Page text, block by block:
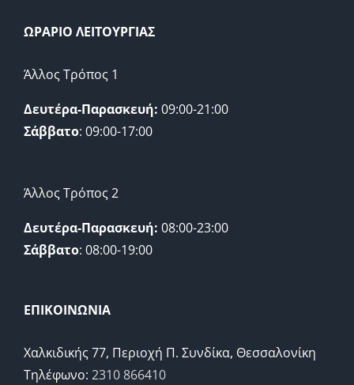
ΩΡΑΡΙΟ ΛΕΙΤΟΥΡΓΙΑΣ
Άλλος Τρόπος 1
Δευτέρα-Παρασκευή: 09:00-21:00
Σάββατο: 09:00-17:00
Άλλος Τρόπος 2
Δευτέρα-Παρασκευή: 08:00-23:00
Σάββατο: 08:00-19:00
ΕΠΙΚΟΙΝΩΝΙΑ
Χαλκιδικής 77, Περιοχή Π. Συνδίκα, Θεσσαλονίκη
Τηλέφωνο: 2310 866410